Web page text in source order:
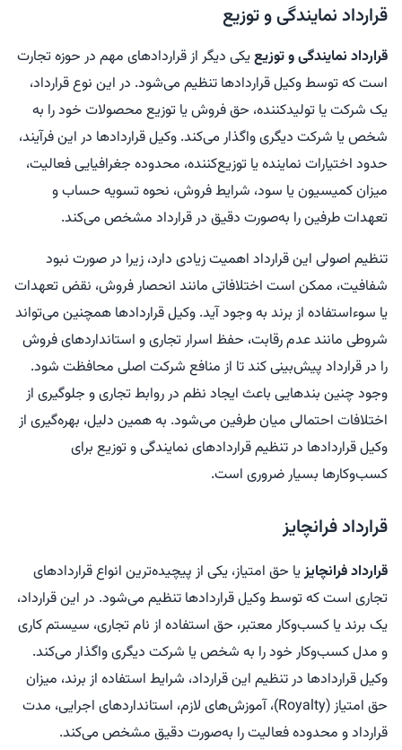
قرارداد نمایندگی و توزیع
قرارداد نمایندگی و توزیعیکی دیگر از قراردادهای مهم در حوزه تجارت
است که توسط وکیل قراردادها تنظیم می‌شود. در این نوع قرارداد،
یک شرکت یا تولیدکننده، حق فروش یا توزیع محصولات خود را به
شخص یا شرکت دیگری واگذار می‌کند. وکیل قراردادها در این فرآیند،
حدود اختیارات نماینده یا توزیع‌کننده، محدوده جغرافیایی فعالیت،
میزان کمیسیون یا سود، شرایط فروش، نحوه تسویه حساب و
تعهدات طرفین را به‌صورت دقیق در قرارداد مشخص می‌کند.
تنظیم اصولی این قرارداد اهمیت زیادی دارد، زیرا در صورت نبود
شفافیت، ممکن است اختلافاتی مانند انحصار فروش، نقض تعهدات
یا سوءاستفاده از برند به وجود آید. وکیل قراردادها همچنین می‌تواند
شروطی مانند عدم رقابت، حفظ اسرار تجاری و استانداردهای فروش
را در قرارداد پیش‌بینی کند تا از منافع شرکت اصلی محافظت شود.
وجود چنین بندهایی باعث ایجاد نظم در روابط تجاری و جلوگیری از
اختلافات احتمالی میان طرفین می‌شود. به همین دلیل، بهره‌گیری از
وکیل قراردادها در تنظیم قراردادهای نمایندگی و توزیع برای
کسب‌وکارها بسیار ضروری است.
قرارداد فرانچایز
قرارداد فرانچایزیا حق امتیاز، یکی از پیچیده‌ترین انواع قراردادهای
تجاری است که توسط وکیل قراردادها تنظیم می‌شود. در این قرارداد،
یک برند یا کسب‌وکار معتبر، حق استفاده از نام تجاری، سیستم کاری
و مدل کسب‌وکار خود را به شخص یا شرکت دیگری واگذار می‌کند.
وکیل قراردادها در تنظیم این قرارداد، شرایط استفاده از برند، میزان
حق امتیاز (Royalty)، آموزش‌های لازم، استانداردهای اجرایی، مدت
قرارداد و محدوده فعالیت را به‌صورت دقیق مشخص می‌کند.